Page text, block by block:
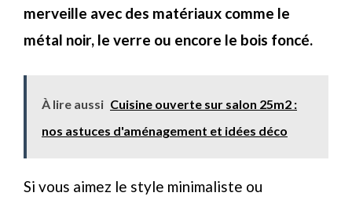
merveille avec des matériaux comme le
métal noir, le verre ou encore le bois foncé.
À lire aussi Cuisine ouverte sur salon 25m2 :
nos astuces d'aménagement et idées déco
Si vous aimez le style minimaliste ou